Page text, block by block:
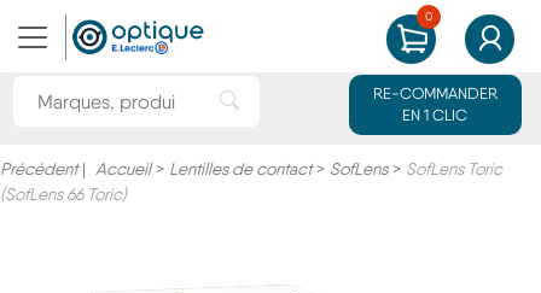
Rechercher une marque ou un produit
RE-COMMANDER
EN 1 CLIC
0
MON PANIER
Précédent| Accueil > Lentilles de contact > SofLens > SofLens Toric
(SofLens 66 Toric)